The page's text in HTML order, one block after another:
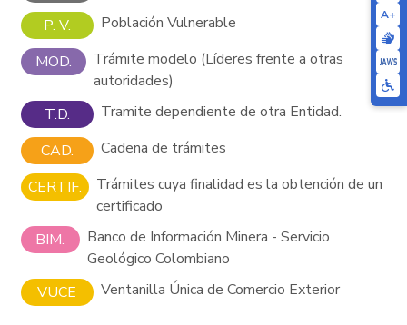
A+
P. V.
Población Vulnerable
MOD.
Trámite modelo (Líderes frente a otras
autoridades)
T.D.
Tramite dependiente de otra Entidad.
CAD.
Cadena de trámites
CERTIF.
Trámites cuya finalidad es la obtención de un
certificado
BIM.
Banco de Información Minera - Servicio
Geológico Colombiano
VUCE
Ventanilla Única de Comercio Exterior